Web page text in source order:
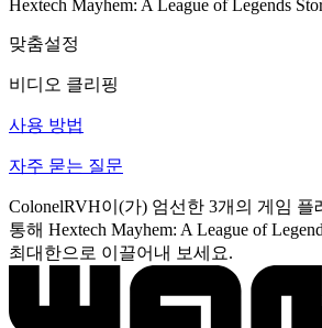
Hextech Mayhem: A League of Legends
맞춤설정
비디오 클리핑
사용 방법
자주 묻는 질문
ColonelRVH이(가) 엄선한 3개의 게임
통해 Hextech Mayhem: A League of
최대한으로 이끌어내 보세요.